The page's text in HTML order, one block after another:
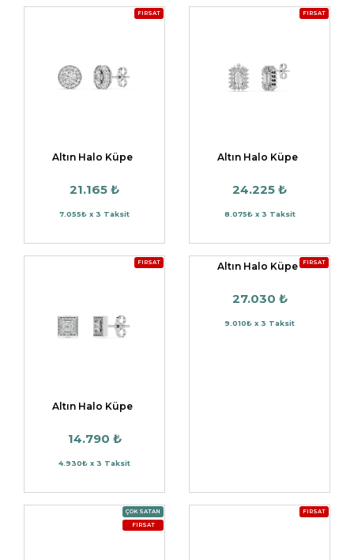
FIRSAT
Altın Halo Küpe
21.165 ₺
7.055₺ x 3 Taksit
FIRSAT
Altın Halo Küpe
24.225 ₺
8.075₺ x 3 Taksit
FIRSAT
Altın Halo Küpe
14.790 ₺
4.930₺ x 3 Taksit
FIRSAT
Altın Halo Küpe
27.030 ₺
9.010₺ x 3 Taksit
ÇOK SATAN
FIRSAT
FIRSAT